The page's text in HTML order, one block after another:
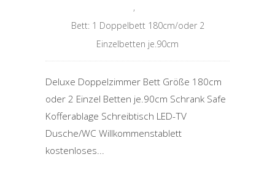
,
Bett: 1 Doppelbett 180cm/oder 2
Einzelbetten je.90cm
Deluxe Doppelzimmer Bett Größe 180cm
oder 2 Einzel Betten je.90cm Schrank Safe
Kofferablage Schreibtisch LED-TV
Dusche/WC Willkommenstablett
kostenloses...